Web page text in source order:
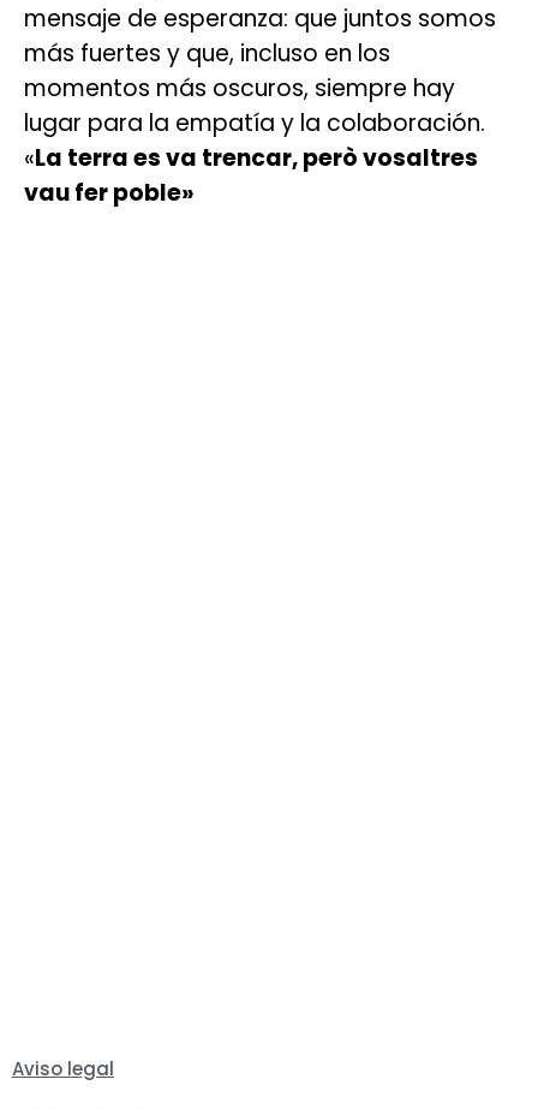
mensaje de esperanza: que juntos somos
más fuertes y que, incluso en los
momentos más oscuros, siempre hay
lugar para la empatía y la colaboración.
«La terra es va trencar, però vosaltres
vau fer poble»
Aviso legal